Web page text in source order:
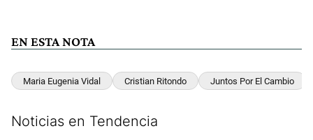
EN ESTA NOTA
Maria Eugenia Vidal Cristian Ritondo Juntos Por El Cambio
Noticias en Tendencia